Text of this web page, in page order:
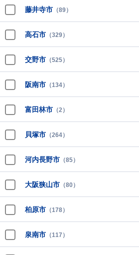
藤井寺市 （89）
高石市 （329）
交野市 （525）
阪南市 （134）
富田林市 （2）
貝塚市 （264）
河内長野市 （85）
大阪狭山市 （80）
柏原市 （178）
泉南市 （117）